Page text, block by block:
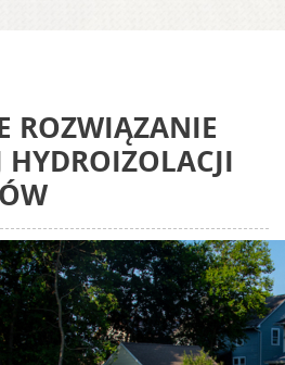
ROZWIĄZANIE
HYDROIZOLACJI